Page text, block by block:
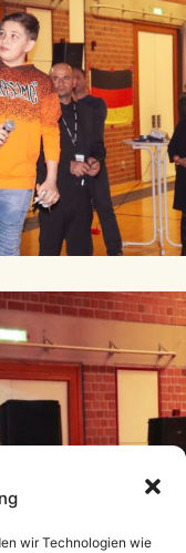
wir Technologien wie